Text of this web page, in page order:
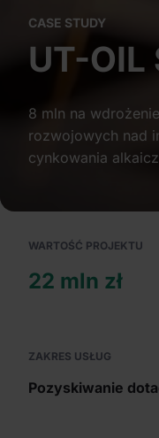
otrzymanymi od
korzystania z ich
CASE STUDY
UT-OIL
8 mln na
rozwojowych nad
cynkowania
WARTOŚĆ PROJEKTU
22 mln zł
ZAKRES USŁUG
Pozyskiwanie